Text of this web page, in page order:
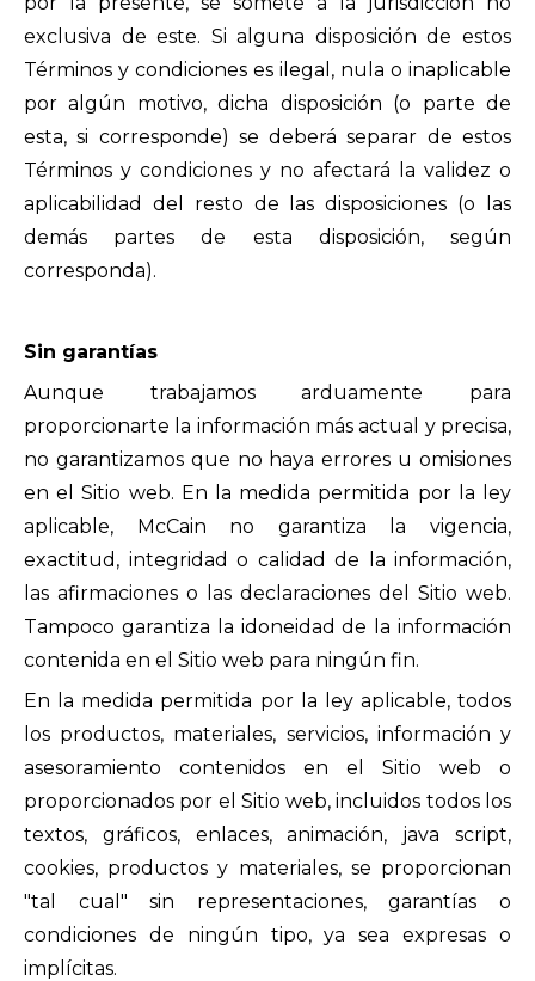
exclusiva de este. Si alguna disposición de estos
Términos y condiciones es ilegal, nula o inaplicable
por algún motivo, dicha disposición (o parte de
esta, si corresponde) se deberá separar de estos
Términos y condiciones y no afectará la validez o
aplicabilidad del resto de las disposiciones (o las
demás partes de esta disposición, según
corresponda).
Sin garantías
Aunque trabajamos arduamente para
proporcionarte la información más actual y precisa,
no garantizamos que no haya errores u omisiones
en el Sitio web. En la medida permitida por la ley
aplicable, McCain no garantiza la vigencia,
exactitud, integridad o calidad de la información,
las afirmaciones o las declaraciones del Sitio web.
Tampoco garantiza la idoneidad de la información
contenida en el Sitio web para ningún fin.
En la medida permitida por la ley aplicable, todos
los productos, materiales, servicios, información y
asesoramiento contenidos en el Sitio web o
proporcionados por el Sitio web, incluidos todos los
textos, gráficos, enlaces, animación, java script,
cookies, productos y materiales, se proporcionan
"tal cual" sin representaciones, garantías o
condiciones de ningún tipo, ya sea expresas o
implícitas.